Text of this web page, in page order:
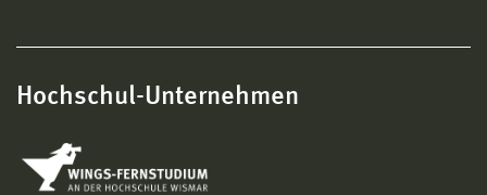
Hochschul-Unternehmen